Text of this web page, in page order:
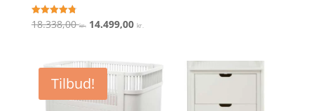
Vurderet
4.8
18.338,00kr. Den
var:
18.338,00 kr..
14.499,00 kr.
er:
14.499,00 kr..
Tilbud!